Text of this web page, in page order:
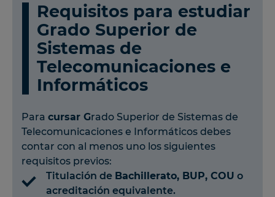
Requisitos para estudiar
Grado Superior de
Sistemas de
Telecomunicaciones e
Informáticos
Para cursar Grado Superior de Sistemas de
Telecomunicaciones e Informáticos debes
contar con al menos uno los siguientes
requisitos previos:
Titulación de Bachillerato, BUP, COU o
acreditación equivalente.